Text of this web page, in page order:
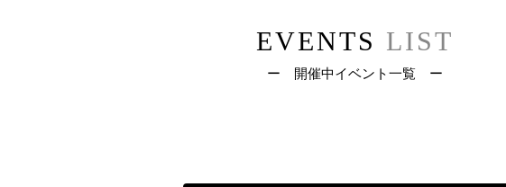
EVENTS LIST
ー 開催中イベント一覧 ー